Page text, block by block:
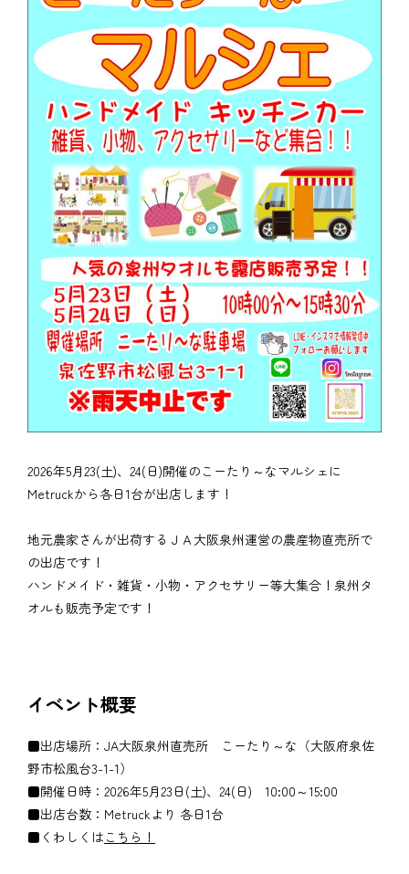
2026年5月23(土)、24(日)開催のこーたり～なマルシェに
Metruckから各日1台が出店します！
地元農家さんが出荷するＪＡ大阪泉州運営の農産物直売所で
の出店です！
ハンドメイド・雑貨・小物・アクセサリー等大集合！泉州タ
オルも販売予定です！
イベント概要
■出店場所：JA大阪泉州直売所 こーたり～な（大阪府泉佐
野市松風台3-1-1）
■開催日時：2026年5月23日(土)、24(日) 10:00～15:00
■出店台数：Metruckより 各日1台
■くわしくは こちら！